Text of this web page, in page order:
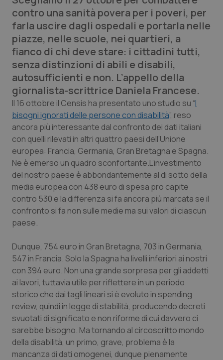
Edizioni Regionali
QS Pro
Professionisti Sanitari.AI
Abruzzo
Basilicata
Calabria
Campania
Emilia-Romagna
Friuli Venezia Giulia
Liguria
Lombardia
Marche
Molise
QS Pro Gold
Artrite & artrosi
Asma & BPCO
Car-T
Colesterolo & coronaropatie
Dermatite Atopica
Disturbi dell’umore
Dolore
Donna & Salute
Epatiti
QS Club Newsletter
contro una sanità povera per i poveri, per
farla uscire dagli ospedali e portarla nelle
piazze, nelle scuole, nei quartieri, a
fianco di chi deve stare: i cittadini tutti,
senza distinzioni di abili e disabili,
autosufficienti e non. L’appello della
giornalista-scrittrice Daniela Francese.
Il 16 ottobre il Censis ha presentato uno studio su “I
bisogni ignorati delle persone con disabilità”, reso
ancora più interessante dal confronto dei dati italiani
con quelli rilevati in altri quattro paesi dell’Unione
europea: Francia, Germania, Gran Bretagna e Spagna.
Ne è emerso un quadro sconfortante.L’investimento
del nostro paese è abbondantemente al di sotto della
media europea con 438 euro di spesa pro capite
contro 530 e la differenza si fa ancora più marcata se il
confronto si fa non sulle medie ma sui valori di ciascun
paese.
Dunque, 754 euro in Gran Bretagna, 703 in Germania,
547 in Francia. Solo la Spagna ha livelli inferiori ai nostri
con 394 euro. Non una grande sorpresa per gli addetti
ai lavori, tuttavia utile per riflettere in un periodo
storico che dai tagli lineari si è evoluto in spending
review, quindi in legge di stabilità, producendo decreti
svuotati di significato e non riforme di cui davvero ci
sarebbe bisogno. Ma tornando al circoscritto mondo
della disabilità, un primo, grave, problema è la
mancanza di dati omogenei, dunque pienamente